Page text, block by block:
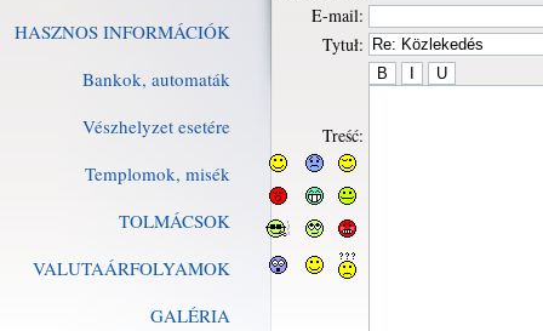
HASZNOS INFORMÁCIÓK
Bankok, automaták
Vészhelyzet esetére
Templomok, misék
TOLMÁCSOK
VALUTAÁRFOLYAMOK
GALÉRIA
E-mail:
Tytuł:
Treść: